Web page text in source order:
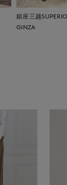
銀座三越
GINZA